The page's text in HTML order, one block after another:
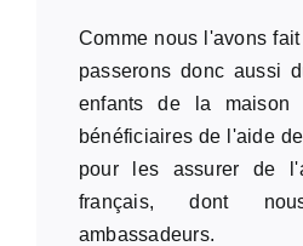
Comme nous l'avons
passerons donc aussi
enfants de la
bénéficiaires de l'aide
pour les assurer de
français, dont
ambassadeurs.